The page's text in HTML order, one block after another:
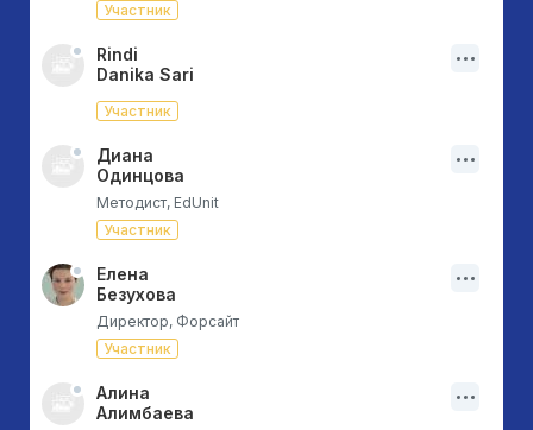
Участник
Rindi
Danika Sari
Участник
Диана
Одинцова
Методист, EdUnit
Участник
Елена
Безухова
Директор, Форсайт
Участник
Алина
Алимбаева